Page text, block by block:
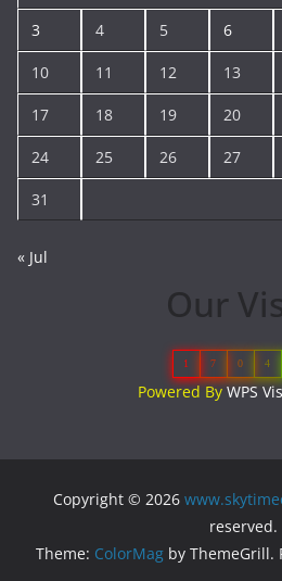
3 4 5 6
10 11 12 13
17 18 19 20
24 25 26 27
31
« Jul
Our
1 7 0 4
Powered By WPS
Copyright © 2026
reserved.
Theme: ColorMag by ThemeGrill.